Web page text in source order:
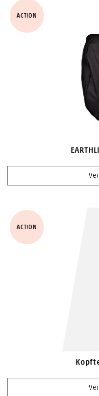
ACTION
ACTION